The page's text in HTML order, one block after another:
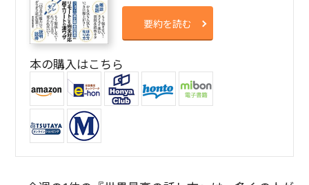
要約を読む
本の購入はこちら